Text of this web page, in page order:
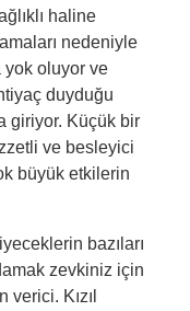
haline
nedeniyle
yok oluyor ve
duyduğu
giriyor. Küçük bir
ve besleyici
büyük etkilerin
bazıları
zevkiniz için
Kızıl